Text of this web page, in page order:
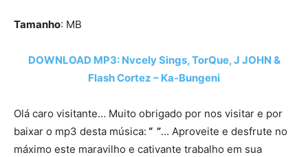
Tamanho: MB
DOWNLOAD MP3: Nvcely Sings, TorQue, J JOHN &
Flash Cortez – Ka-Bungeni
Olá caro visitante… Muito obrigado por nos visitar e por
baixar o mp3 desta música: “ ”… Aproveite e desfrute no
máximo este maravilho e cativante trabalho em sua